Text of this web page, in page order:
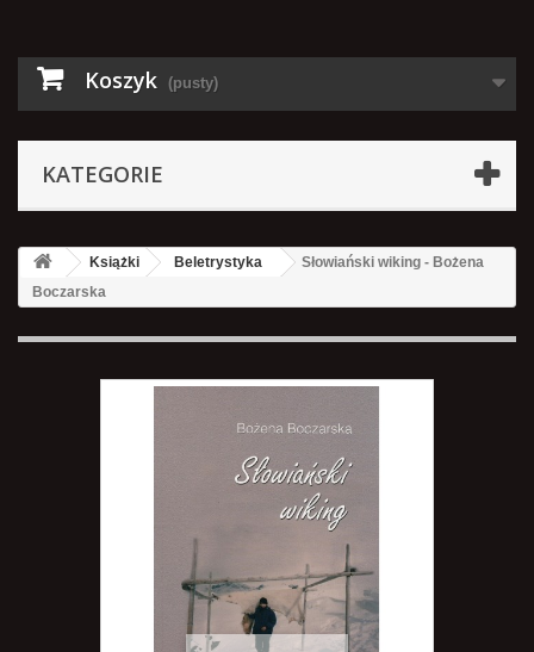
Koszyk (pusty)
KATEGORIE
Książki Beletrystyka
Słowiański wiking - Bożena
Boczarska